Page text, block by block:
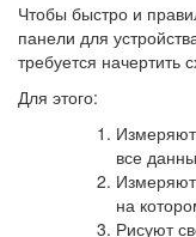
Чтобы быстро и
панели для
требуется начертить
Для этого:
Измеряют
все
на
Рисуют